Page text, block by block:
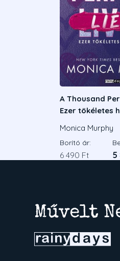
A Thousand
Ezer tökéletes
Monica Murphy
Borító ár:
6 490 Ft 5